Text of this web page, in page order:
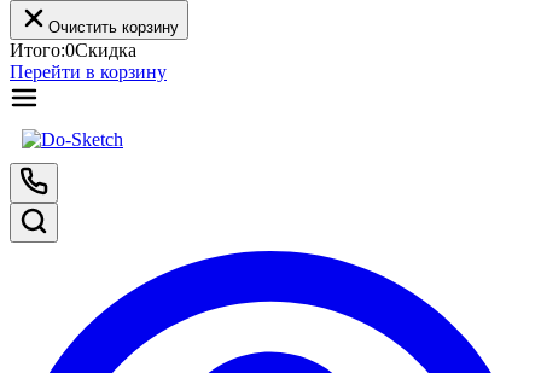
Очистить корзину
Итого:0Скидка
Перейти в корзину